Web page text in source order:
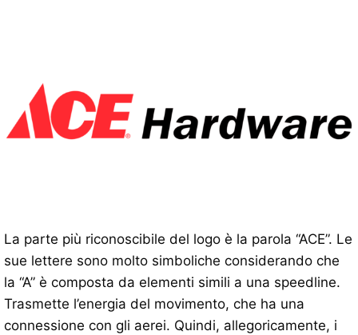
La parte più riconoscibile del logo è la parola “ACE”. Le
sue lettere sono molto simboliche considerando che
la “A” è composta da elementi simili a una speedline.
Trasmette l’energia del movimento, che ha una
connessione con gli aerei. Quindi, allegoricamente, i